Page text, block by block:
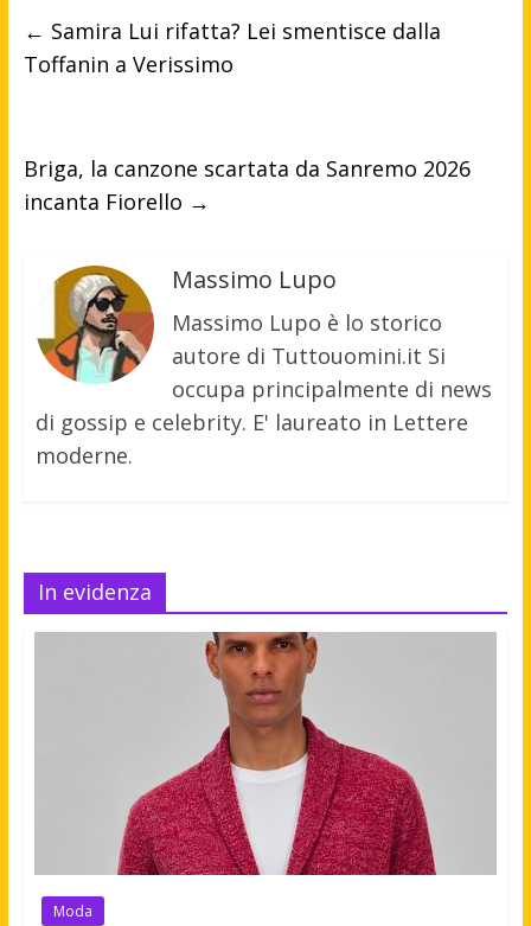
← Samira Lui rifatta? Lei smentisce dalla
Toffanin a Verissimo
Briga, la canzone scartata da Sanremo 2026
incanta Fiorello →
Massimo Lupo
Massimo Lupo è lo storico
autore di Tuttouomini.it Si
occupa principalmente di news
di gossip e celebrity. E' laureato in Lettere
moderne.
In evidenza
Moda